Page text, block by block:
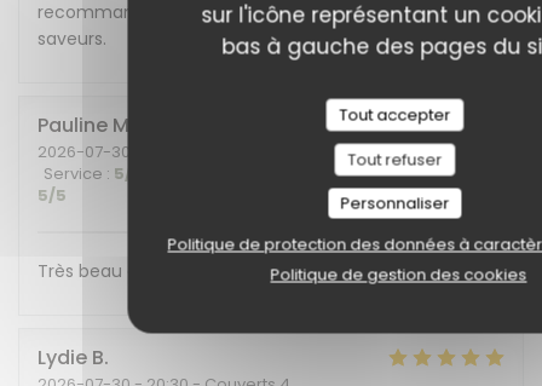
sur l'icône représentant un
bas à gauche des pages du
Tout accepter
Tout refuser
Personnaliser
Politique de protection des données à
Politique de gestion des cookies
recommandons cet endroit plein de charme et de
saveurs.
Pauline M
2026-07-30
Service : 5/5 Cuisine:5/5 Qualité / Prix
5/5
Très beau cadre et belle découverte gustative !
Lydie B